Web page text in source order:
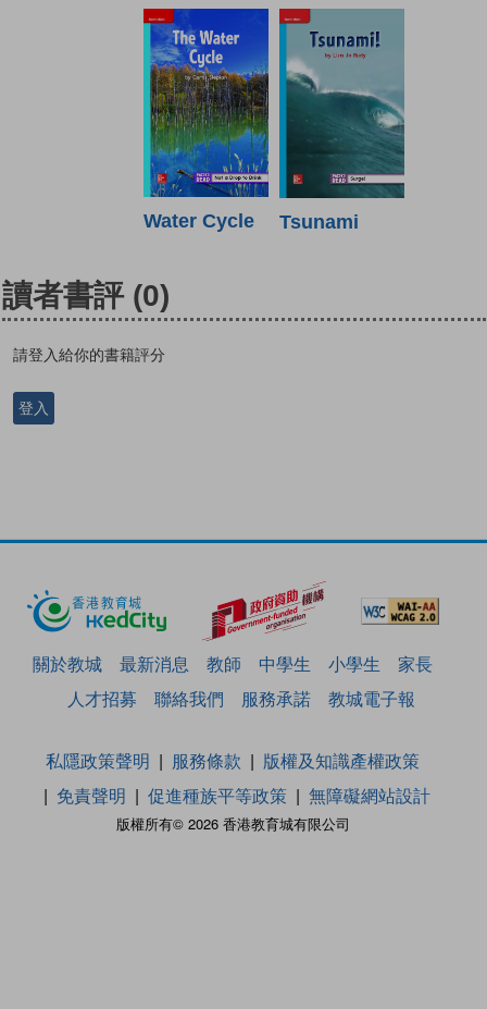
Water Cycle Tsunami
讀者書評 (0)
請登入給你的書籍評分
登入
關於教城 最新消息 教師 中學生 小學生
家長
人才招募
聯絡我們 服務承諾 教城電子報
版權所有© 2026 香港教育城有限公司
私隱政策聲明 服務條款
版權及知識產權政策
免責聲明
促進種族平等政策 無障礙網站設計